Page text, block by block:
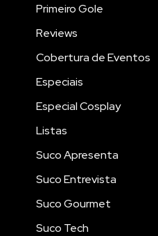
Primeiro Gole
Reviews
Cobertura de Eventos
Especiais
Especial Cosplay
Listas
Suco Apresenta
Suco Entrevista
Suco Gourmet
Suco Tech